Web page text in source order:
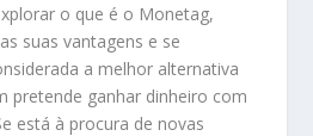
o que é o Monetag,
suas vantagens e se
a melhor alternativa
pretende ganhar dinheiro com
está à procura de novas